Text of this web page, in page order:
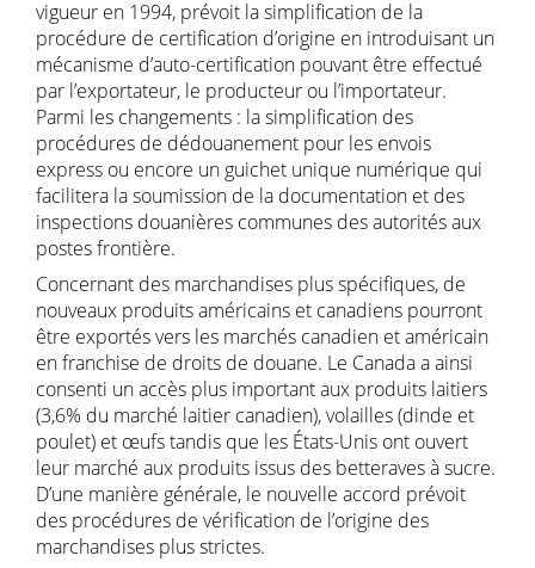
vigueur en 1994, prévoit la simplification de la
procédure de certification d’origine en introduisant un
mécanisme d’auto-certification pouvant être effectué
par l’exportateur, le producteur ou l’importateur.
Parmi les changements : la simplification des
procédures de dédouanement pour les envois
express ou encore un guichet unique numérique qui
facilitera la soumission de la documentation et des
inspections douanières communes des autorités aux
postes frontière.
Concernant des marchandises plus spécifiques, de
nouveaux produits américains et canadiens pourront
être exportés vers les marchés canadien et américain
en franchise de droits de douane. Le Canada a ainsi
consenti un accès plus important aux produits laitiers
(3,6% du marché laitier canadien), volailles (dinde et
poulet) et œufs tandis que les États-Unis ont ouvert
leur marché aux produits issus des betteraves à sucre.
D’une manière générale, le nouvelle accord prévoit
des procédures de vérification de l’origine des
marchandises plus strictes.